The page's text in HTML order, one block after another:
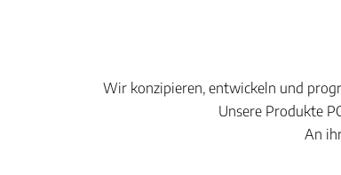
Wir konzipieren, entwickeln und
Unsere Produkte
An